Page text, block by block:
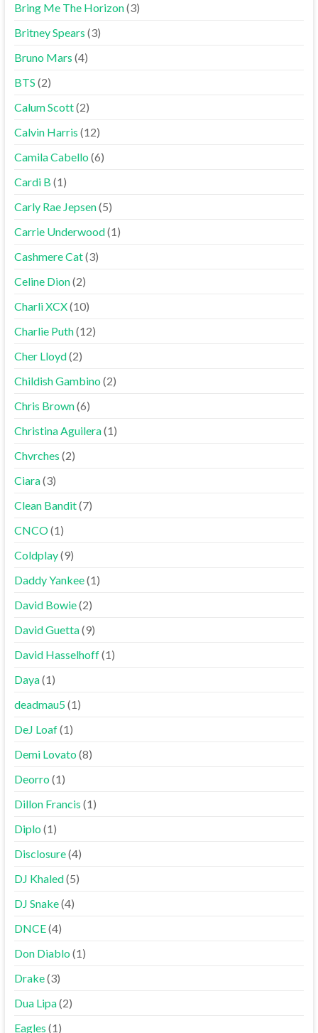
Bring Me The Horizon(3)
Britney Spears (3)
Bruno Mars (4)
BTS (2)
Calum Scott(2)
Calvin Harris (12)
Camila Cabello(6)
Cardi B (1)
Carly Rae Jepsen(5)
Carrie Underwood(1)
Cashmere Cat(3)
Celine Dion(2)
Charli XCX(10)
Charlie Puth(12)
Cher Lloyd(2)
Childish Gambino(2)
Chris Brown(6)
Christina Aguilera(1)
Chvrches (2)
Ciara(3)
Clean Bandit(7)
CNCO(1)
Coldplay(9)
Daddy Yankee(1)
David Bowie(2)
David Guetta(9)
David Hasselhoff(1)
Daya(1)
deadmau5(1)
DeJ Loaf(1)
Demi Lovato(8)
Deorro(1)
Dillon Francis (1)
Diplo(1)
Disclosure(4)
DJ Khaled(5)
DJ Snake(4)
DNCE(4)
Don Diablo(1)
Drake(3)
Dua Lipa(2)
Eagles (1)